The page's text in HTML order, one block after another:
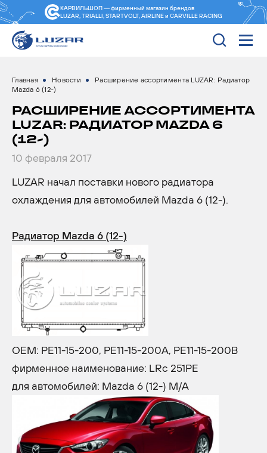
КАРВИЛЬШОП — фирменный магазин брендов
LUZAR, TRIALLI, STARTVOLT, AIRLINE и CARVILLE RACING
Главная Новости
Расширение ассортимента LUZAR: Радиатор
Mazda 6 (12-)
РАСШИРЕНИЕ АССОРТИМЕНТА
LUZAR: РАДИАТОР MAZDA 6
(12-)
10 февраля 2017
LUZAR начал поставки нового радиатора
охлаждения для автомобилей Mazda 6 (12-).
Радиатор Mazda 6 (12-)
OEM: PE11-15-200, PE11-15-200A, PE11-15-200B
фирменное наименование: LRc 251PE
для автомобилей: Mazda 6 (12-) M/A